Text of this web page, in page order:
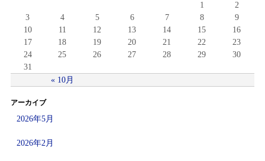
« 10月
1
2
3
4 5 6 7 8
9
10
11 12 13 14 15
16
17
18 19 20 21 22
23
24
25 26 27 28 29
30
31
アーカイブ
2026年5月
2026年2月